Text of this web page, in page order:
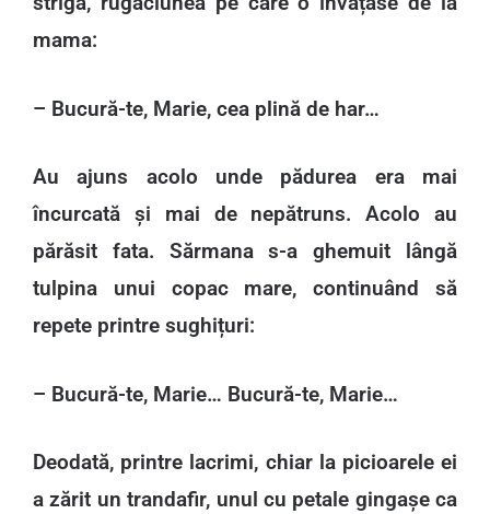
mama:
– Bucură-te, Marie, cea plină de har…
Au ajuns acolo unde pădurea era mai
încurcată și mai de nepătruns. Acolo au
părăsit fata. Sărmana s-a ghemuit lângă
tulpina unui copac mare, continuând să
repete printre sughițuri:
– Bucură-te, Marie… Bucură-te, Marie…
Deodată, printre lacrimi, chiar la picioarele ei
a zărit un trandafir, unul cu petale gingașe ca